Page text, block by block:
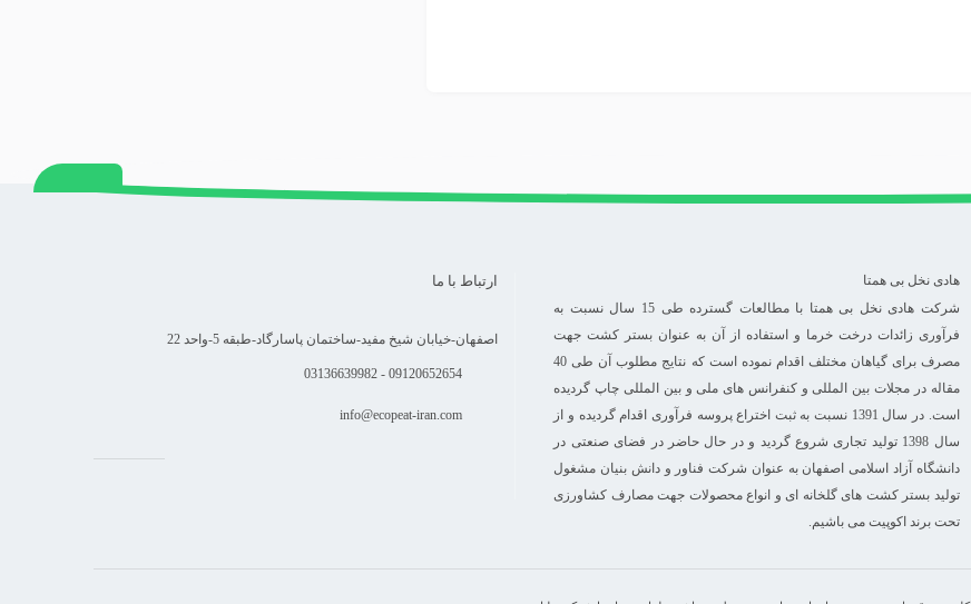
هادی نخل بی همتا
شرکت هادی نخل بی همتا با مطالعات گسترده طی 15 سال نسبت به
فرآوری زائدات درخت خرما و استفاده از آن به عنوان بستر کشت جهت
مصرف برای گیاهان مختلف اقدام نموده است که نتایج مطلوب آن طی 40
مقاله در مجلات بین المللی و کنفرانس های ملی و بین المللی چاپ گردیده
است. در سال 1391 نسبت به ثبت اختراع پروسه فرآوری اقدام گردیده و از
سال 1398 تولید تجاری شروع گردید و در حال حاضر در فضای صنعتی در
دانشگاه آزاد اسلامی اصفهان به عنوان شرکت فناور و دانش بنیان مشغول
تولید بستر کشت های گلخانه ای و انواع محصولات جهت مصارف کشاورزی
تحت برند اکوپیت می باشیم.
ارتباط با ما
اصفهان-خیابان شیخ مفید-ساختمان پاسارگاد-طبقه 5-واحد 22
09120652654 - 03136639982
info@ecopeat-iran.com